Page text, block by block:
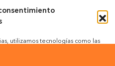
utilizamos tecnologías como las